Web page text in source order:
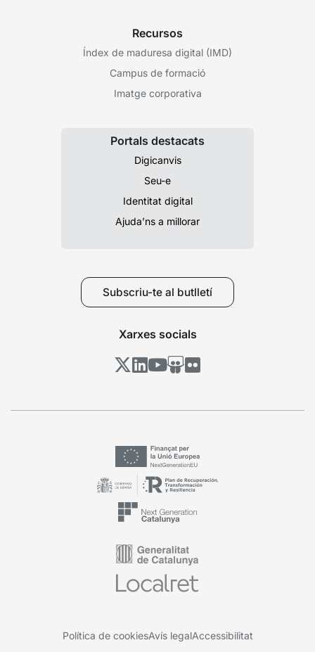
Recursos
Índex de maduresa digital (IMD)
Campus de formació
Imatge corporativa
Portals destacats
Digicanvis
Seu-e
Identitat digital
Ajuda’ns a millorar
Subscriu-te al butlletí
Xarxes socials
Política de cookiesAvís legalAccessibilitat